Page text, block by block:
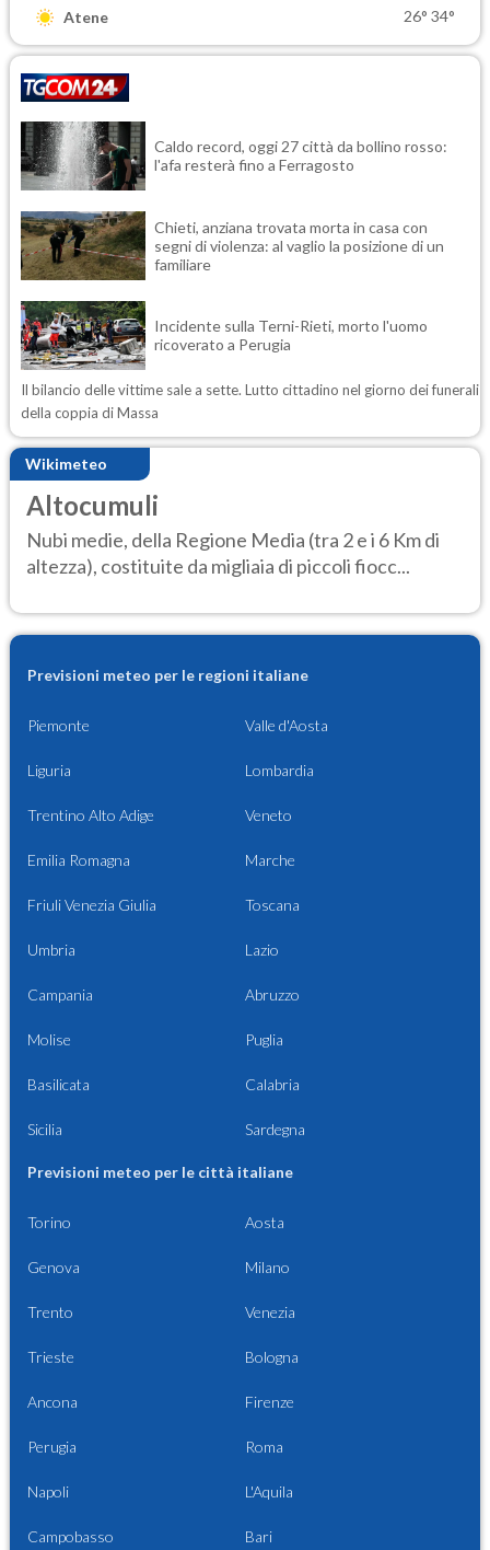
Atene 26° 34°
Caldo record, oggi 27 città da bollino rosso:
l'afa resterà fino a Ferragosto
Chieti, anziana trovata morta in casa con
segni di violenza: al vaglio la posizione di un
familiare
Incidente sulla Terni-Rieti, morto l'uomo
ricoverato a Perugia
Il bilancio delle vittime sale a sette. Lutto cittadino nel giorno dei funerali
della coppia di Massa
Wikimeteo
Altocumuli
Nubi medie, della Regione Media (tra 2 e i 6 Km di
altezza), costituite da migliaia di piccoli fiocc...
Previsioni meteo per le regioni italiane
Piemonte Valle d'Aosta
Liguria Lombardia
Trentino Alto Adige Veneto
Emilia Romagna Marche
Friuli Venezia Giulia Toscana
Umbria Lazio
Campania Abruzzo
Molise Puglia
Basilicata Calabria
Sicilia Sardegna
Previsioni meteo per le città italiane
Torino Aosta
Genova Milano
Trento Venezia
Trieste Bologna
Ancona Firenze
Perugia Roma
Napoli L'Aquila
Campobasso Bari